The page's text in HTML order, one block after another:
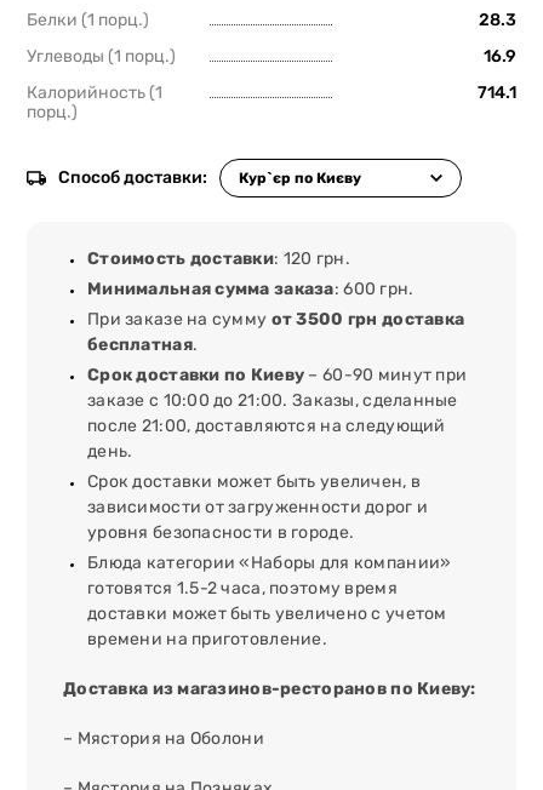
Белки (1 порц.)
28.3
Углеводы (1 порц.)
16.9
Калорийность (1
порц.)
714.1
Способ доставки:
Стоимость доставки: 120 грн.
Минимальная сумма заказа: 600 грн.
При заказе на сумму от 3500 грн доставка
бесплатная.
Срок доставки по Киеву – 60-90 минут при
заказе с 10:00 до 21:00. Заказы, сделанные
после 21:00, доставляются на следующий
день.
Срок доставки может быть увеличен, в
зависимости от загруженности дорог и
уровня безопасности в городе.
Блюда категории «Наборы для компании»
готовятся 1.5-2 часа, поэтому время
доставки может быть увеличено с учетом
времени на приготовление.
Доставка из магазинов-ресторанов по Киеву:
– Мястория на Оболони